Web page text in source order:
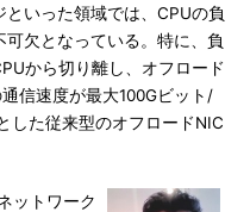
いった領域では、CPUの負
欠となっている。特に、負
から切り離し、オフロード
信速度が最大100Gビット/
した従来型のオフロードNIC
ットワーク